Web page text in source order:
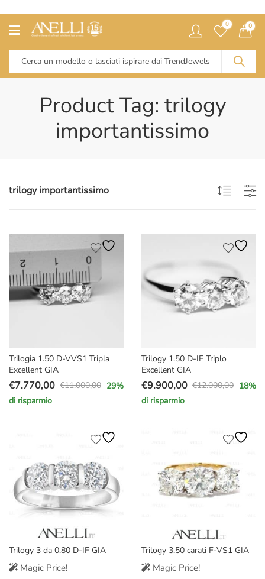
0 0
Product Tag: trilogy
importantissimo
trilogy importantissimo
Trilogia 1.50 D-VVS1 Tripla
Excellent GIA
€11.000,00
Il
prezzo
€7.770,00
Il
prezzo
29%
di risparmio
Trilogy 1.50 D-IF Triplo
Excellent GIA
€12.000,00
Il
prezzo
€9.900,00
Il
prezzo
18%
di risparmio
Trilogy 3 da 0.80 D-IF GIA
Magic Price!
Trilogy 3.50 carati F-VS1 GIA
Magic Price!